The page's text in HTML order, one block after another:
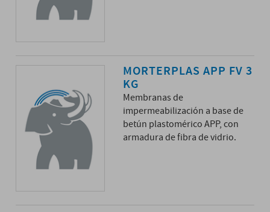
MORTERPLAS APP FV 3
KG
Membranas de
impermeabilización a base de
betún plastomérico APP, con
armadura de fibra de vidrio.